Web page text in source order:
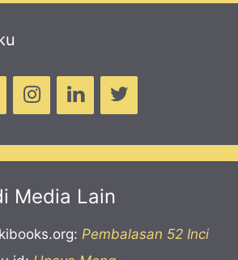
Media Lain
Pembalasan 52 Inci